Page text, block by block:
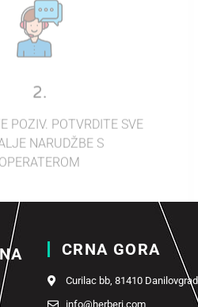
2.
POZIV. POTVRDITE SVE
NARUDŽBE S
OPERATEROM
CRNA GORA
Curilac bb, 81410 Danilovgrad
info@herberi.com